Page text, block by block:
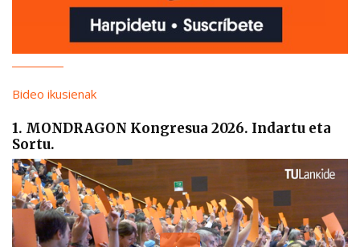
Bideo ikusienak
1. MONDRAGON Kongresua 2026. Indartu eta
Sortu.